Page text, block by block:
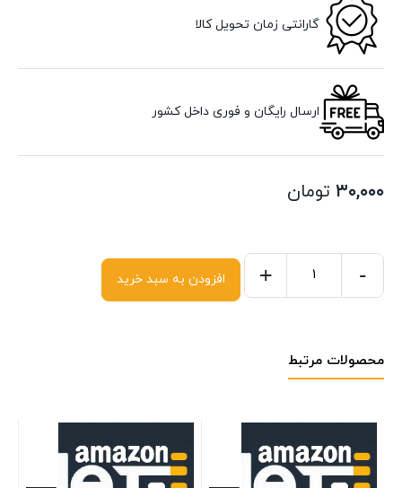
گارانتی زمان تحویل کالا
ارسال رایگان و فوری داخل کشور
۳۰,۰۰۰ تومان
-
+ افزودن به سبد خرید
محصولات مرتبط